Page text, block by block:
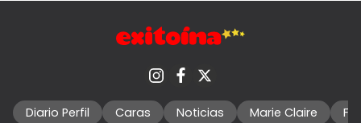
Diario Perfil Caras Noticias Marie Claire